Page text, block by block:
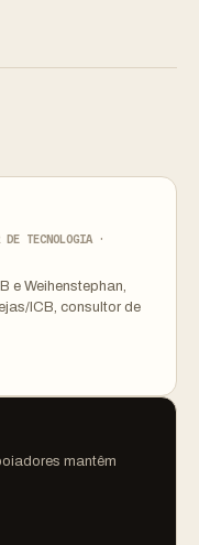
TECNOLOGIA ·
e Weihenstephan,
ICB, consultor de
mantêm